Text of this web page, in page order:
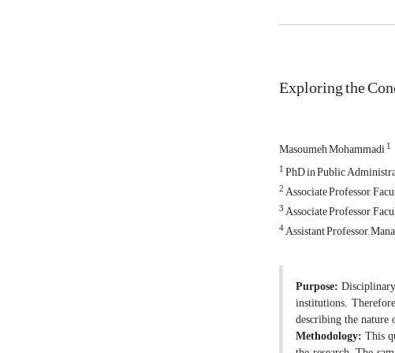
Exploring the
Masoumeh Mohammadi1
1PhD in Public
2Associate Professor,
3Associate Professor,
4Assistant Professor,
Purpose:
institutions.
describing the nature
Methodology: This